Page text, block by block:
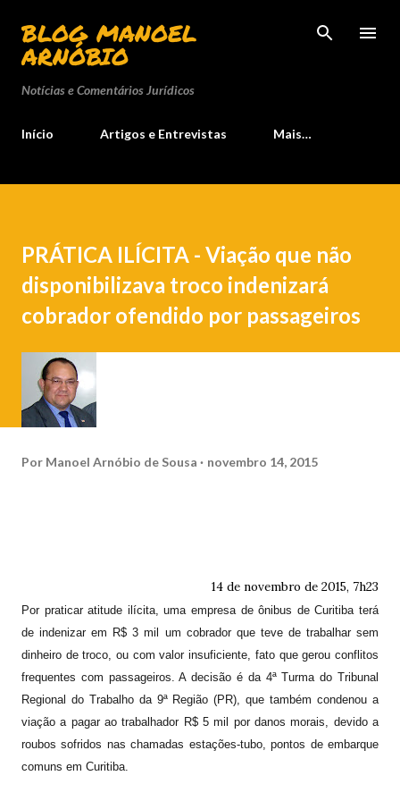
Pular para o conteúdo principal
BLOG MANOEL
ARNÓBIO
Notícias e Comentários Jurídicos
Início Artigos e Entrevistas Mais…
PRÁTICA ILÍCITA - Viação que não
disponibilizava troco indenizará
cobrador ofendido por passageiros
Por Manoel Arnóbio de Sousa novembro 14, 2015
14 de novembro de 2015, 7h23
Por praticar atitude ilícita, uma empresa de ônibus de Curitiba terá
de indenizar em R$ 3 mil um cobrador que teve de trabalhar sem
dinheiro de troco, ou com valor insuficiente, fato que gerou conflitos
frequentes com passageiros. A decisão é da 4ª Turma do Tribunal
Regional do Trabalho da 9ª Região (PR), que também condenou a
viação a pagar ao trabalhador R$ 5 mil por danos morais, devido a
roubos sofridos nas chamadas estações-tubo, pontos de embarque
comuns em Curitiba.